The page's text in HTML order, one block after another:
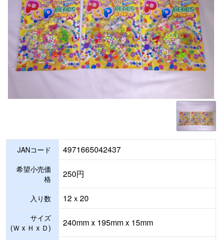
JANコード 4971665042437
希望小売価
格
250円
入り数 12ｘ20
サイズ
(Ｗ x Ｈ x Ｄ)
240mm x 195mm x 15mm